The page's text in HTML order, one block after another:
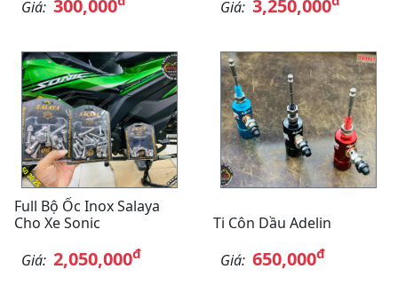
Giá: 300,000
Giá: 3,250,000
Full Bộ Ốc Inox Salaya
Cho Xe Sonic
Giá: 2,050,000đ
Ti Côn Dầu Adelin
Giá: 650,000đ